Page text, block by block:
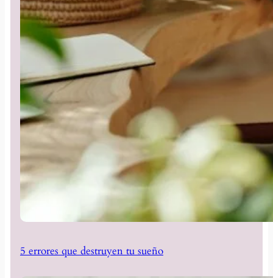
5 errores que destruyen tu sueño